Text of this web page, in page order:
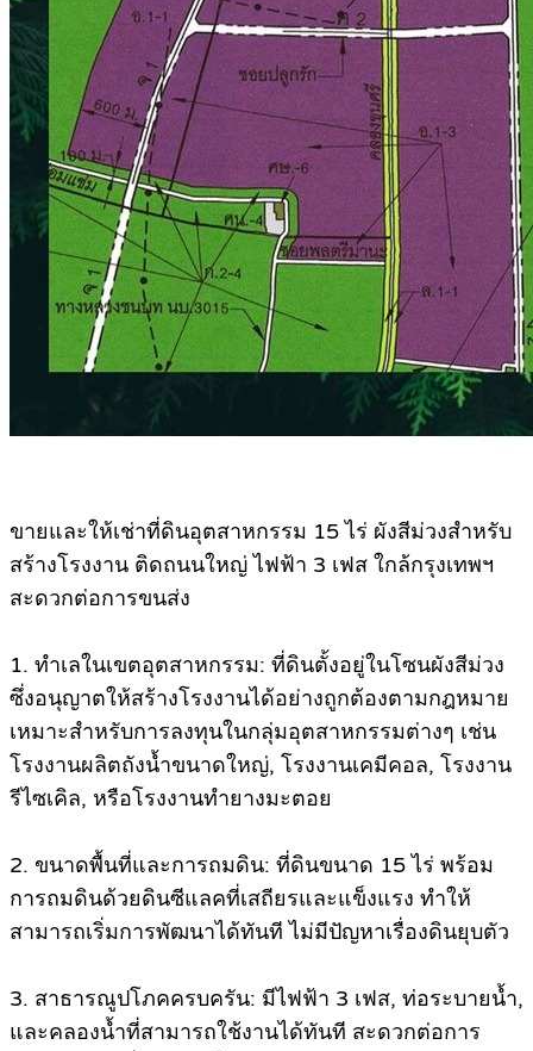
ขายและให้เช่าที่ดินอุตสาหกรรม 15 ไร่ ผังสีม่วงสำหรับ
สร้างโรงงาน ติดถนนใหญ่ ไฟฟ้า 3 เฟส ใกล้กรุงเทพฯ
สะดวกต่อการขนส่ง
1. ทำเลในเขตอุตสาหกรรม: ที่ดินตั้งอยู่ในโซนผังสีม่วง
ซึ่งอนุญาตให้สร้างโรงงานได้อย่างถูกต้องตามกฎหมาย
เหมาะสำหรับการลงทุนในกลุ่มอุตสาหกรรมต่างๆ เช่น
โรงงานผลิตถังน้ำขนาดใหญ่, โรงงานเคมีคอล, โรงงาน
รีไซเคิล, หรือโรงงานทำยางมะตอย
2. ขนาดพื้นที่และการถมดิน: ที่ดินขนาด 15 ไร่ พร้อม
การถมดินด้วยดินซีแลคที่เสถียรและแข็งแรง ทำให้
สามารถเริ่มการพัฒนาได้ทันที ไม่มีปัญหาเรื่องดินยุบตัว
3. สาธารณูปโภคครบครัน: มีไฟฟ้า 3 เฟส, ท่อระบายน้ำ,
และคลองน้ำที่สามารถใช้งานได้ทันที สะดวกต่อการ